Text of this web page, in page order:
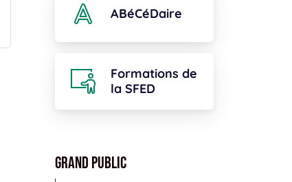
ABéCéDaire
Formations de
la SFED
Grand public